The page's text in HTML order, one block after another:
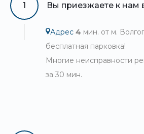
1 Вы приезжаете к нам
Адрес 4 мин. от м.
бесплатная парковка!
Многие неисправности
за 30 мин.